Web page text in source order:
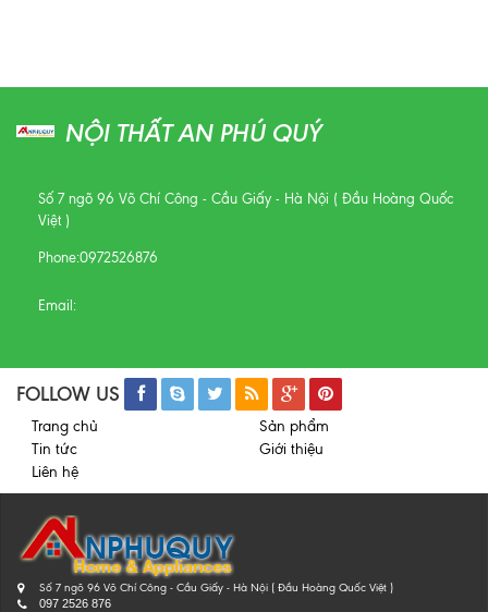
NỘI THẤT AN PHÚ QUÝ
Số 7 ngõ 96 Võ Chí Công - Cầu Giấy - Hà Nội ( Đầu Hoàng Quốc
Việt )
Phone:0972526876
Email:
FOLLOW US
Trang chủ
Sản phẩm
Tin tức
Giới thiệu
Liên hệ
Số 7 ngõ 96 Võ Chí Công - Cầu Giấy - Hà Nội ( Đầu Hoàng Quốc Việt )
097 2526 876